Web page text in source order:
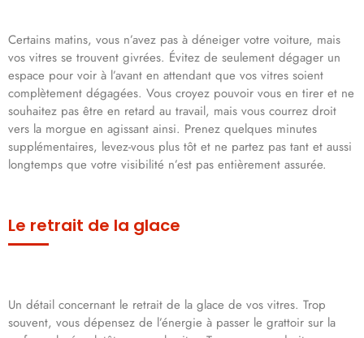
Certains matins, vous n’avez pas à déneiger votre voiture, mais
vos vitres se trouvent givrées. Évitez de seulement dégager un
espace pour voir à l’avant en attendant que vos vitres soient
complètement dégagées. Vous croyez pouvoir vous en tirer et ne
souhaitez pas être en retard au travail, mais vous courrez droit
vers la morgue en agissant ainsi. Prenez quelques minutes
supplémentaires, levez-vous plus tôt et ne partez pas tant et aussi
longtemps que votre visibilité n’est pas entièrement assurée.
Le retrait de la glace
Un détail concernant le retrait de la glace de vos vitres. Trop
souvent, vous dépensez de l’énergie à passer le grattoir sur la